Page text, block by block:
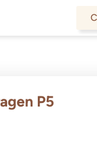
P5